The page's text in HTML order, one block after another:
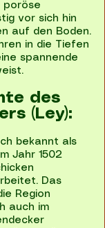
poröse
vor sich hin
auf den Boden.
in die Tiefen
spannende
des
(Ley):
bekannt als
Jahr 1502
Das
Region
auch im